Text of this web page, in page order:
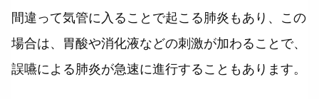
間違って気管に入ることで起こる肺炎もあり、この
場合は、胃酸や消化液などの刺激が加わることで、
誤嚥による肺炎が急速に進行することもあります。